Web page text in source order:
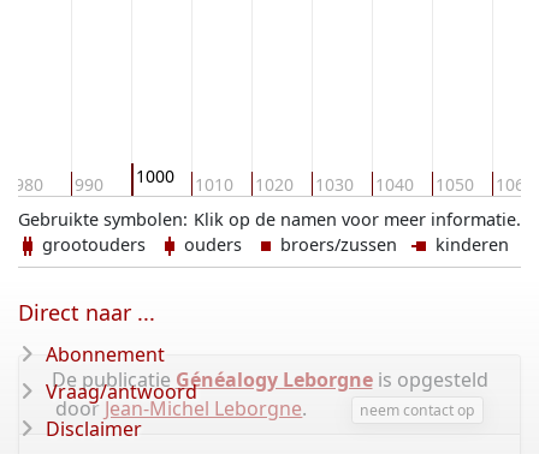
980 990 1000 1010 1020 1030 1040 1050 1060
Klik op de namen voor meer informatie.
Gebruikte symbolen:
grootouders
ouders broers/zussen kinderen
De publicatie Généalogy Leborgneis opgesteld
door Jean-Michel Leborgne. neem contact op
Direct naar ...
Abonnement
Vraag/antwoord
Disclaimer